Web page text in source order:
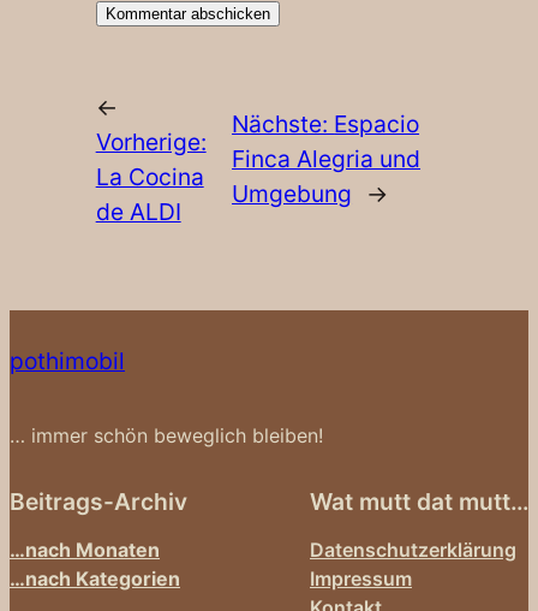
←
Vorherige:
La Cocina
de ALDI
Nächste: Espacio
Finca Alegria und
Umgebung
→
pothimobil
… immer schön beweglich bleiben!
Beitrags-Archiv
…nach Monaten
…nach Kategorien
Wat mutt dat mutt…
Datenschutzerklärung
Impressum